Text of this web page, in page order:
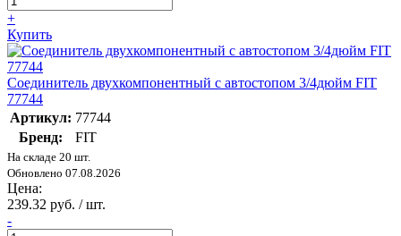
+
Купить
Соединитель двухкомпонентный с автостопом 3/4дюйм FIT
77744
Артикул: 77744
Бренд:
FIT
На складе 20 шт.
Обновлено 07.08.2026
Цена:
239.32 руб. / шт.
-